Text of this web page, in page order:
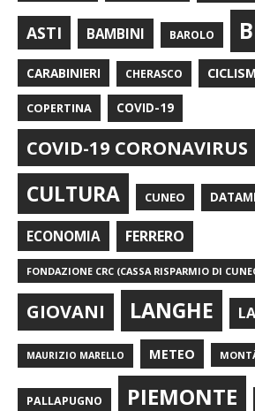
ASTI BAMBINI BAROLO
CARABINIERI CHERASCO
COPERTINA COVID-19
COVID-19 CORONAVIRUS
CULTURA CUNEO
ECONOMIA FERRERO
FONDAZIONE CRC (CASSA RISPARMIO DI
GIOVANI LANGHE
MAURIZIO MARELLO METEO
PALLAPUGNO PIEMONTE